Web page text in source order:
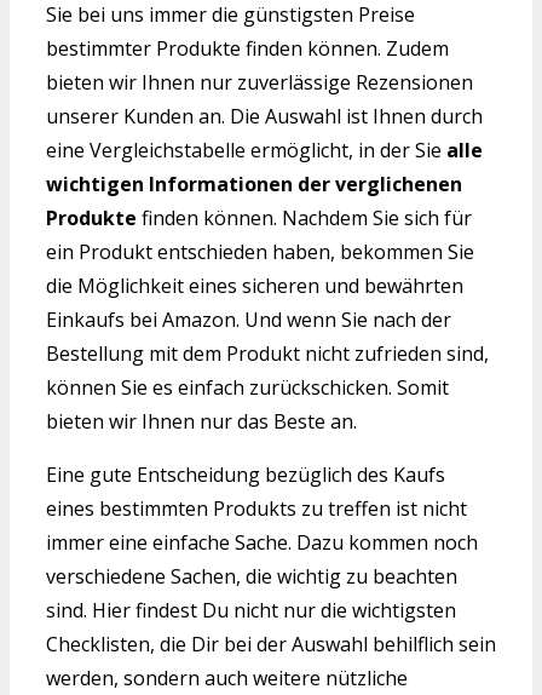
Sie bei uns immer die günstigsten Preise
bestimmter Produkte finden können. Zudem
bieten wir Ihnen nur zuverlässige Rezensionen
unserer Kunden an. Die Auswahl ist Ihnen durch
eine Vergleichstabelle ermöglicht, in der Sie alle
wichtigen Informationen der verglichenen
Produkte finden können. Nachdem Sie sich für
ein Produkt entschieden haben, bekommen Sie
die Möglichkeit eines sicheren und bewährten
Einkaufs bei Amazon. Und wenn Sie nach der
Bestellung mit dem Produkt nicht zufrieden sind,
können Sie es einfach zurückschicken. Somit
bieten wir Ihnen nur das Beste an.
Eine gute Entscheidung bezüglich des Kaufs
eines bestimmten Produkts zu treffen ist nicht
immer eine einfache Sache. Dazu kommen noch
verschiedene Sachen, die wichtig zu beachten
sind. Hier findest Du nicht nur die wichtigsten
Checklisten, die Dir bei der Auswahl behilflich sein
werden, sondern auch weitere nützliche